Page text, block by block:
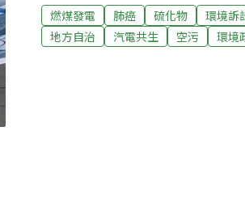
一審判決出爐，彰化縣府需賠償
訴。彰化縣府不核准「許可展延」
化學纖維公司（簡稱台化）在彰化
燃煤發電 肺癌 硫化物 環境訴
地方自治
汽電共生 空污 環境